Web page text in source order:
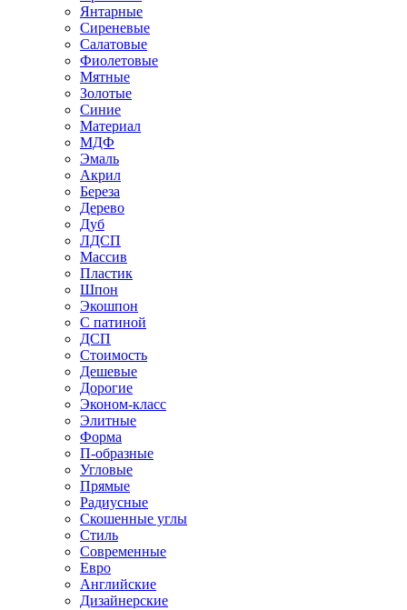
Янтарные
Сиреневые
Салатовые
Фиолетовые
Мятные
Золотые
Синие
Материал
МДФ
Эмаль
Акрил
Береза
Дерево
Дуб
ЛДСП
Массив
Пластик
Шпон
Экошпон
С патиной
ДСП
Стоимость
Дешевые
Дорогие
Эконом-класс
Элитные
Форма
П-образные
Угловые
Прямые
Радиусные
Скошенные углы
Стиль
Современные
Евро
Английские
Дизайнерские